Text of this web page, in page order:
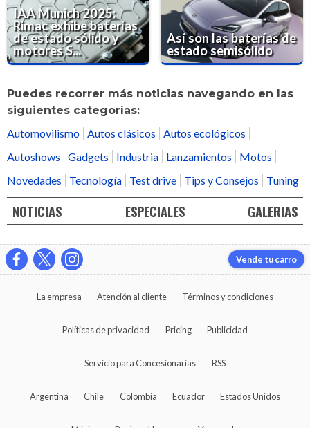
IAA Munich 2025:
Rimac exhibe baterías
de estado sólido y
motores S...
Así son las baterías de
estado semisólido
Puedes recorrer más noticias navegando en las
siguientes categorías:
Automovilismo Autos clásicos
Autos ecológicos
Autoshows
Gadgets Industria Lanzamientos
Motos
Novedades
Tecnología Test drive Tips y Consejos Tuning
NOTICIAS ESPECIALES GALERIAS
Vende tu carro
La empresa Atención al cliente Términos y condiciones
Políticas de privacidad Pricing Publicidad
Servicio para Concesionarias RSS
Argentina Chile Colombia Ecuador Estados Unidos